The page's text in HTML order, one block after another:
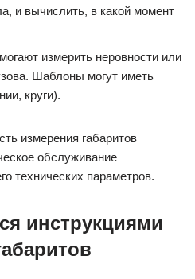
и вычислить, в какой момент
измерить неровности или
Шаблоны могут иметь
круги).
измерения габаритов
обслуживание
технических параметров.
инструкциями